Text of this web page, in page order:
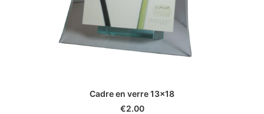
Cadre en verre 13x18
€2.00